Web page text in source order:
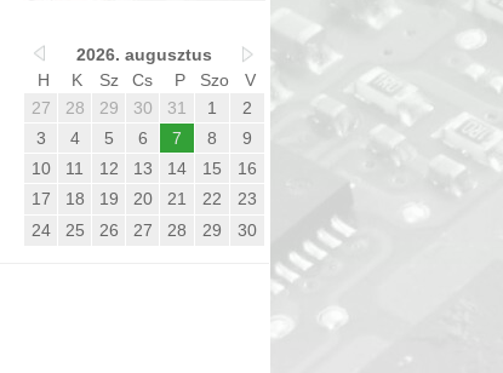
2026. augusztus
H
K Sz Cs P Szo
V
27
28 29 30 31 1
2
3
4 5 6 7 8
9
10
11 12 13 14 15
16
17
18 19 20 21 22
23
24
25 26 27 28 29 30